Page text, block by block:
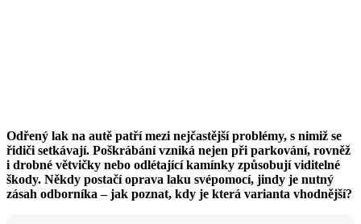
Odřený lak na autě patří mezi nejčastější problémy, s nimiž se
řidiči setkávají. Poškrábání vzniká nejen při parkování, rovněž
i drobné větvičky nebo odlétající kamínky způsobují viditelné
škody. Někdy postačíoprava laku svépomocí, jindy je nutný
zásah odborníka – jak poznat, kdy je která varianta vhodnější?